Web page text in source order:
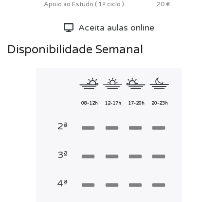
Apoio ao Estudo ( 1º ciclo ) 20 €
Aceita aulas online
Disponibilidade Semanal
08-12h 12-17h 17-20h 20-23h
2ª
3ª
4ª